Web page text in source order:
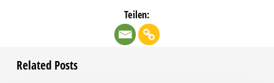
Teilen:
Related Posts